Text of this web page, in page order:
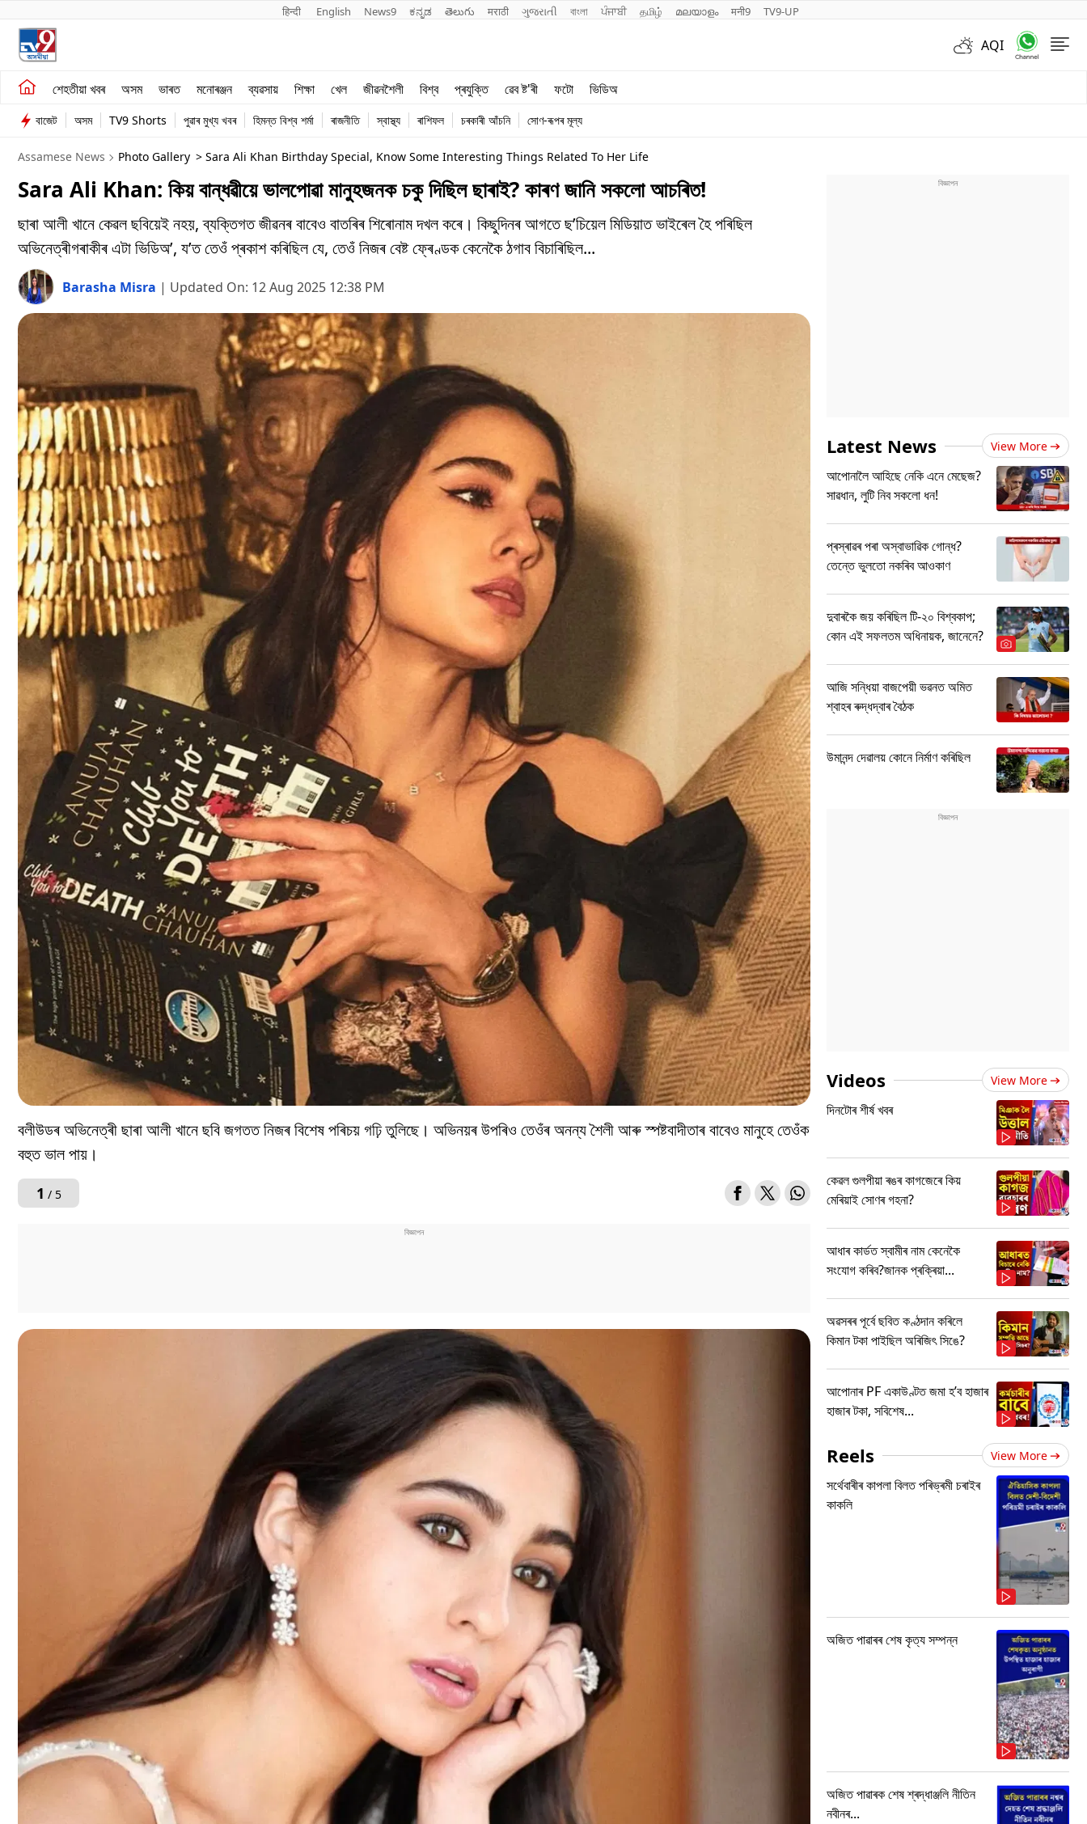
हिन्दी English News9 ಕನ್ನಡ తెలుగు मराठी ગુજરાતી বাংলা ਪੰਜਾਬੀ தமிழ் മലയാളം मनी9 TV9-UP
AQI
শেহতীয়া খবৰ অসম ভাৰত মনোৰঞ্জন ব্যৱসায় শিক্ষা খেল জীৱনশৈলী বিশ্ব প্ৰযুক্তি ৱেব ষ্ট'ৰী ফটো ভিডিঅ
শেহতীয়া খবৰ
অসম
ভাৰত
ব্যৱসায়
খেল
জীৱনশৈলী
বাজেট অসম TV9 Shorts পুৱাৰ মুখ্য খবৰ হিমন্ত বিশ্ব শৰ্মা ৰাজনীতি স্বাস্থ্য ৰাশিফল চৰকাৰী আঁচনি সোণ-ৰূপৰ মূল্য
Assamese News Photo Gallery > Sara Ali Khan Birthday Special, Know Some Interesting Things Related To Her Life
Sara Ali Khan: কিয় বান্ধৱীয়ে ভালপোৱা মানুহজনক চকু দিছিল ছাৰাই? কাৰণ জানি সকলো আচৰিত!
ছাৰা আলী খানে কেৱল ছবিয়েই নহয়, ব্যক্তিগত জীৱনৰ বাবেও বাতৰিৰ শিৰোনাম দখল কৰে। কিছুদিনৰ আগতে ছ’চিয়েল মিডিয়াত ভাইৰেল হৈ পৰিছিল
অভিনেত্ৰীগৰাকীৰ এটা ভিডিঅ’, য’ত তেওঁ প্ৰকাশ কৰিছিল যে, তেওঁ নিজৰ বেষ্ট ফ্ৰেণ্ডক কেনেকৈ ঠগাব বিচাৰিছিল...
Barasha Misra | Updated On: 12 Aug 2025 12:38 PM
বলীউডৰ অভিনেত্ৰী ছাৰা আলী খানে ছবি জগতত নিজৰ বিশেষ পৰিচয় গঢ়ি তুলিছে। অভিনয়ৰ উপৰিও তেওঁৰ অনন্য শৈলী আৰু স্পষ্টবাদীতাৰ বাবেও মানুহে তেওঁক
বহুত ভাল পায়।
1 / 5
Latest News View More
আপোনালৈ আহিছে নেকি এনে মেছেজ?
সাৱধান, লুটি নিব সকলো ধন!
প্ৰস্ৰাৱৰ পৰা অস্বাভাৱিক গোন্ধ?
তেন্তে ভুলতো নকৰিব আওকাণ
দুবাৰকৈ জয় কৰিছিল টি-২০ বিশ্বকাপ;
কোন এই সফলতম অধিনায়ক, জানেনে?
আজি সন্ধিয়া বাজপেয়ী ভৱনত অমিত
শ্বাহৰ ৰুদ্ধদ্বাৰ বৈঠক
উমানন্দ দেৱালয় কোনে নিৰ্মাণ কৰিছিল
Videos View More
দিনটোৰ শীৰ্ষ খবৰ
কেৱল গুলপীয়া ৰঙৰ কাগজেৰে কিয়
মেৰিয়াই সোণৰ গহনা?
আধাৰ কাৰ্ডত স্বামীৰ নাম কেনেকৈ
সংযোগ কৰিব?জানক প্ৰক্ৰিয়া...
অৱসৰৰ পূৰ্বে ছবিত কণ্ঠদান কৰিলে
কিমান টকা পাইছিল অৰিজিৎ সিঙে?
আপোনাৰ PF একাউণ্টত জমা হ’ব হাজাৰ
হাজাৰ টকা, সবিশেষ...
Reels View More
সৰ্থেবাৰীৰ কাপলা বিলত পৰিভ্ৰমী চৰাইৰ
কাকলি
অজিত পাৱাৰৰ শেষ কৃত্য সম্পন্ন
অজিত পাৱাৰক শেষ শ্ৰদ্ধাঞ্জলি নীতিন
নবীনৰ...